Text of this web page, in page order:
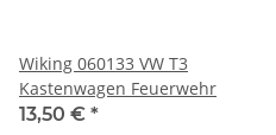
Wiking 060133 VW T3
Kastenwagen Feuerwehr
13,50 € *